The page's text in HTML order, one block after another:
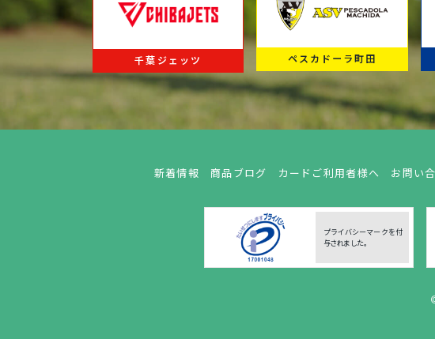
千葉ジェッツ ペスカドーラ町田
新着情報 商品ブログ カードご利用者様へ お問い
プライバシーマークを付
与されました。